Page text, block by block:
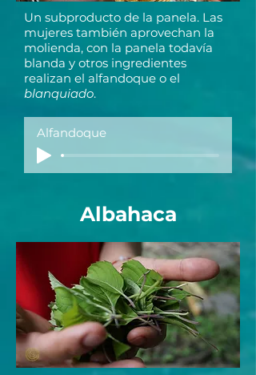
Un subproducto de la panela. Las
mujeres también aprovechan la
molienda, con la panela todavía
blanda y otros ingredientes
realizan el alfandoque o el
blanquiado.
Alfandoque
Albahaca